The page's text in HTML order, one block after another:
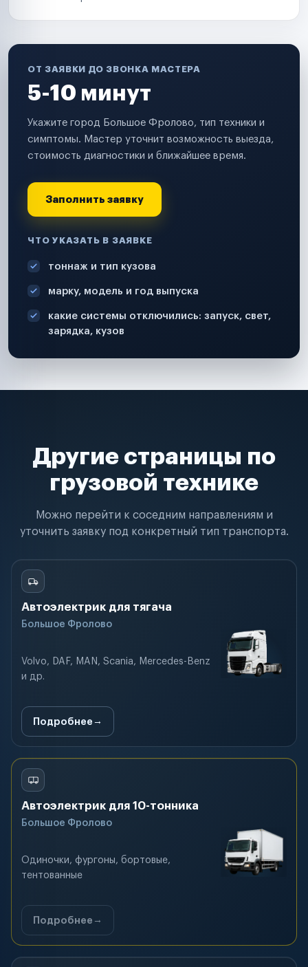
ОТ ЗАЯВКИ ДО ЗВОНКА МАСТЕРА
5-10 минут
Укажите город Большое Фролово, тип техники и
симптомы. Мастер уточнит возможность выезда,
стоимость диагностики и ближайшее время.
Заполнить заявку
ЧТО УКАЗАТЬ В ЗАЯВКЕ
тоннаж и тип кузова
марку, модель и год выпуска
какие системы отключились: запуск, свет,
зарядка, кузов
Другие страницы по
грузовой технике
Можно перейти к соседним направлениям и
уточнить заявку под конкретный тип транспорта.
Автоэлектрик для тягача
Большое Фролово
Volvo, DAF, MAN, Scania, Mercedes-Benz
и др.
Подробнее
Автоэлектрик для 10-тонника
Большое Фролово
Одиночки, фургоны, бортовые,
тентованные
Подробнее